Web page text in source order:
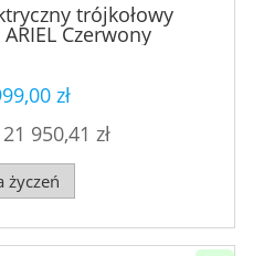
trójkołowy
Czerwony
zł
21 950,41 zł
życzeń